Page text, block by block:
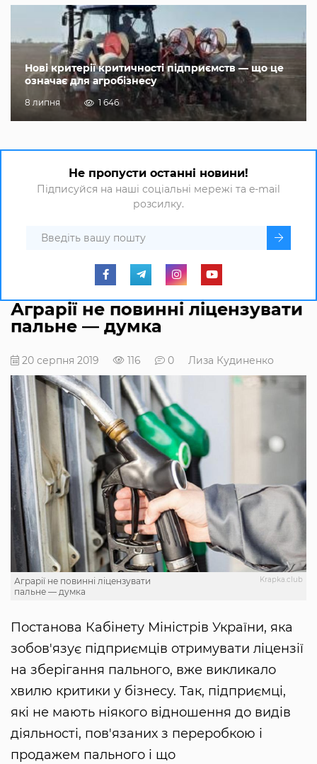
Нові критерії критичності підприємств — що це
означає для агробізнесу
8 липня 1 646
Не пропусти останні новини!
Підписуйся на наші соціальні мережі та e-mail
розсилку.
Аграрії не повинні ліцензувати
пальне — думка
20 серпня 2019 116 0 Лиза Кудиненко
Krapka.club
Аграрії не повинні ліцензувати
пальне — думка
Постанова Кабінету Міністрів України, яка
зобов'язує підприємців отримувати ліцензії
на зберігання пального, вже викликало
хвилю критики у бізнесу. Так, підприємці,
які не мають ніякого відношення до видів
діяльності, пов'язаних з переробкою і
продажем пального і що